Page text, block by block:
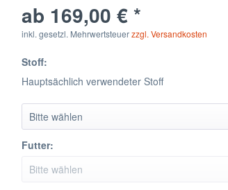
ab 169,00 € *
inkl. gesetzl. Mehrwertsteuerzzgl. Versandkosten
Stoff:
Hauptsächlich verwendeter Stoff
Futter: